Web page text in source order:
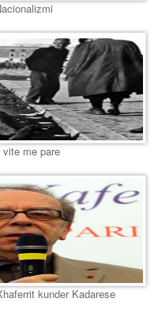
me pare
kunder Kadarese